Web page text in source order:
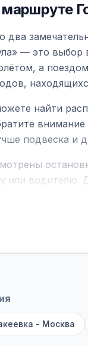
два
— это выбор
а
найти
подвеска и
или водителю.
необходимое
На больших
при
выезда,
- Москва